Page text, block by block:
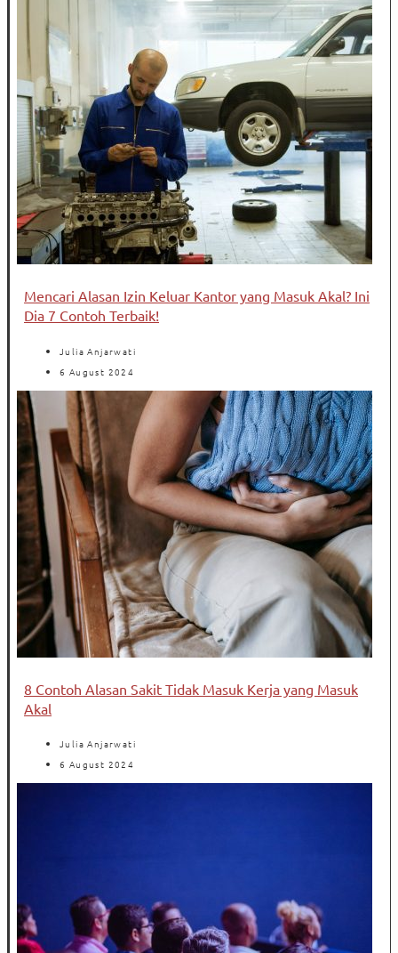
Mencari Alasan Izin Keluar Kantor yang Masuk Akal? Ini
Dia 7 Contoh Terbaik!
Julia Anjarwati
6 August 2024
8 Contoh Alasan Sakit Tidak Masuk Kerja yang Masuk
Akal
Julia Anjarwati
6 August 2024